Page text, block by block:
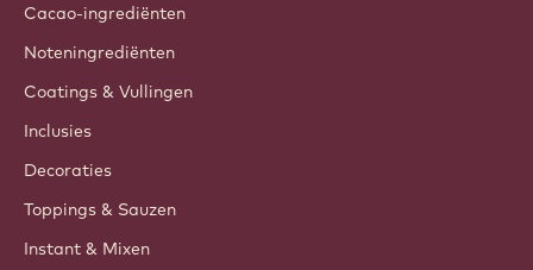
Cacao-ingrediënten
Noteningrediënten
Coatings & Vullingen
Inclusies
Decoraties
Toppings & Sauzen
Instant & Mixen